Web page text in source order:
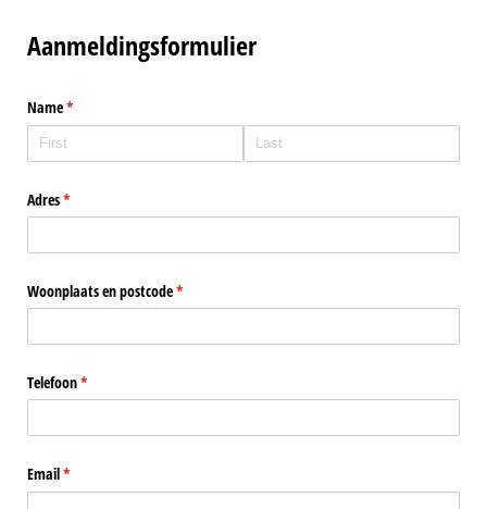
Aanmeldingsformulier
Name*
(required)
Adres*
(required)
Woonplaats en postcode*
(required)
Telefoon*
(required)
Email*
(required)